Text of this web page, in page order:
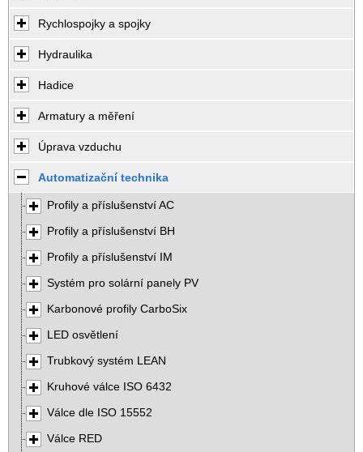
Rychlospojky a spojky
Hydraulika
Hadice
Armatury a měření
Úprava vzduchu
Automatizační technika
Profily a příslušenství AC
Profily a příslušenství BH
Profily a příslušenství IM
Systém pro solární panely PV
Karbonové profily CarboSix
LED osvětlení
Trubkový systém LEAN
Kruhové válce ISO 6432
Válce dle ISO 15552
Válce RED